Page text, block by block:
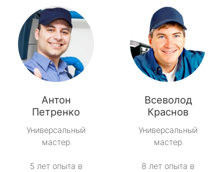
Антон
Петренко
Универсальный
мастер
5 лет опыта в
Всеволод
Краснов
Универсальный
мастер
8 лет опыта в